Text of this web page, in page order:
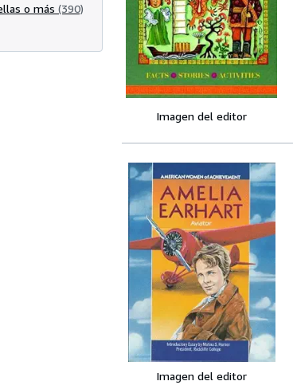
o más (390)
Imagen del editor
Imagen del editor